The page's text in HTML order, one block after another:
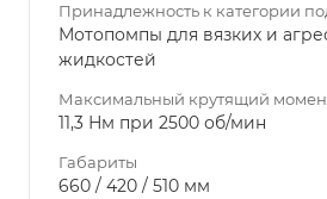
Принадлежность к категории
Мотопомпы для вязких и
жидкостей
Максимальный крутящий
11,3 Нм при 2500 об/мин
Габариты
660 / 420 / 510 мм